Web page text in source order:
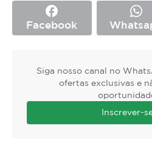
facebook
Facebook
Siga nosso canal no
ofertas exclusivas e
Inscrever-